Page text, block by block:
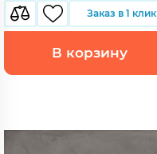
Заказ в 1 клик
В корзину